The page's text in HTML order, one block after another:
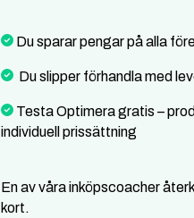
Du sparar pengar på alla
Du slipper förhandla med
Testa Optimera gratis –
individuell prissättning
En av våra inköpscoacher
kort.